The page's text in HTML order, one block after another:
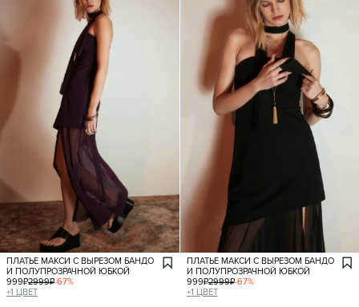
ПЛАТЬЕ МАКСИ С ВЫРЕЗОМ БАНДО
И ПОЛУПРОЗРАЧНОЙ ЮБКОЙ
999₽2999₽-67%
+1 ЦВЕТ
ПЛАТЬЕ МАКСИ С ВЫРЕЗОМ БАНДО
И ПОЛУПРОЗРАЧНОЙ ЮБКОЙ
999₽2999₽-67%
+1 ЦВЕТ